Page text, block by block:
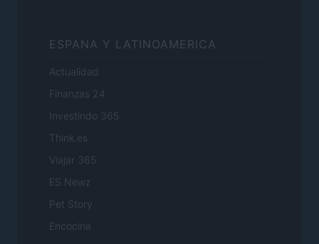
ESPANA Y LATINOAMERICA
Actualidad
Finanzas 24
Investindo 365
Think.es
Viajar 365
ES Newz
Pet Story
Encocina